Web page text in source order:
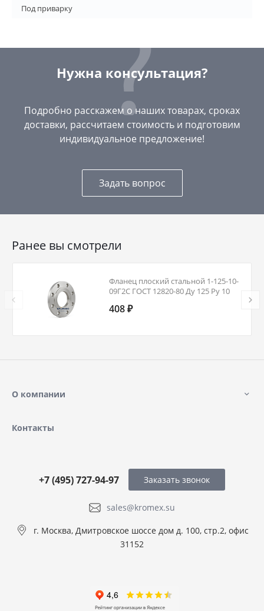
Под приварку
Нужна консультация?
Подробно расскажем о наших товарах, сроках
доставки, рассчитаем стоимость и подготовим
индивидуальное предложение!
Задать вопрос
Ранее вы смотрели
Фланец плоский стальной 1-125-10-
09Г2С ГОСТ 12820-80 Ду 125 Ру 10
408 ₽
О компании
Контакты
sales@kromex.su
+7 (495) 727-94-97
г. Москва, Дмитровское шоссе дом д. 100, стр.2, офис
31152
Заказать звонок